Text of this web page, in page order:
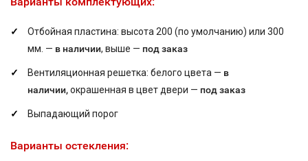
Отбойная пластина: высота 200 (по умолчанию) или 300
мм. — в наличии, выше — под заказ
Вентиляционная решетка: белого цвета — в
наличии,окрашенная в цвет двери — под заказ
Выпадающий порог
Варианты остекления: